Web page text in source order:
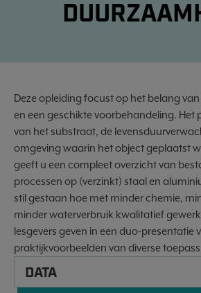
Deze opleiding focust op het belang
en een geschikte voorbehandeling. Het
van het substraat, de
omgeving waarin het object geplaatst
geeft u een compleet overzicht van
processen op (verzinkt) staal en
stil gestaan hoe met minder chemie,
minder waterverbruik kwalitatief
lesgevers geven in een duo-presentatie
praktijkvoorbeelden van diverse
DATA